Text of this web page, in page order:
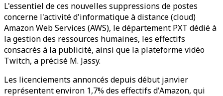
L'essentiel de ces nouvelles suppressions de postes
concerne l'activité d'informatique à distance (cloud)
Amazon Web Services (AWS), le département PXT dédié à
la gestion des ressources humaines, les effectifs
consacrés à la publicité, ainsi que la plateforme vidéo
Twitch, a précisé M. Jassy.
Les licenciements annoncés depuis début janvier
représentent environ 1,7% des effectifs d'Amazon, qui